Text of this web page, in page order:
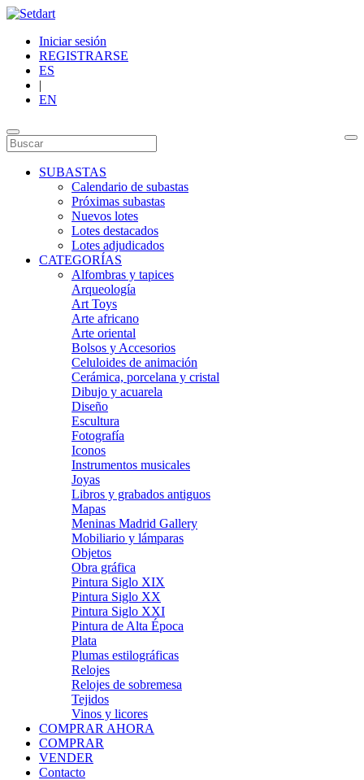
Iniciar sesión
REGISTRARSE
ES
|
EN
SUBASTAS
Calendario de subastas
Próximas subastas
Nuevos lotes
Lotes destacados
Lotes adjudicados
CATEGORÍAS
Alfombras y tapices
Arqueología
Art Toys
Arte africano
Arte oriental
Bolsos y Accesorios
Celuloides de animación
Cerámica, porcelana y cristal
Dibujo y acuarela
Diseño
Escultura
Fotografía
Iconos
Instrumentos musicales
Joyas
Libros y grabados antiguos
Mapas
Meninas Madrid Gallery
Mobiliario y lámparas
Objetos
Obra gráfica
Pintura Siglo XIX
Pintura Siglo XX
Pintura Siglo XXI
Pintura de Alta Época
Plata
Plumas estilográficas
Relojes
Relojes de sobremesa
Tejidos
Vinos y licores
COMPRAR AHORA
COMPRAR
VENDER
Contacto